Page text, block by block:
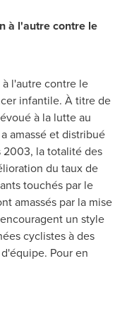
à l'autre contre le
l'autre contre le
infantile. À titre de
à la lutte au
amassé et distribué
2003, la totalité des
du taux de
touchés par le
amassés par la mise
un style
cyclistes à des
Pour en